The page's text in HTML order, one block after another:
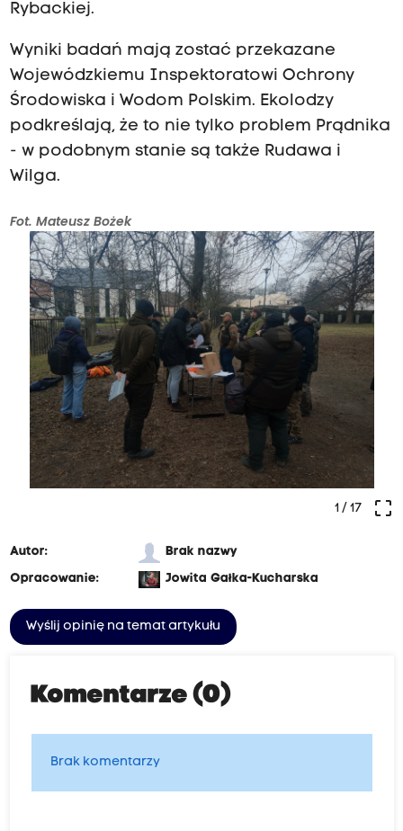
Rybackiej.
Wyniki badań mają zostać przekazane
Wojewódzkiemu Inspektoratowi Ochrony
Środowiska i Wodom Polskim. Ekolodzy
podkreślają, że to nie tylko problem Prądnika
- w podobnym stanie są także Rudawa i
Wilga.
Fot. Mateusz Bożek
crop_free
1/ 17
Autor:
Brak nazwy
Opracowanie:
Jowita Gałka-Kucharska
Wyślij opinię na temat artykułu
Komentarze (0)
Brak komentarzy